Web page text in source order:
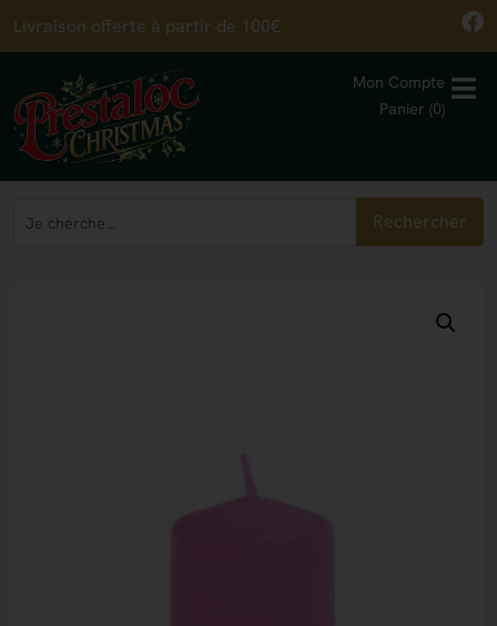
Livraison offerte à partir de 100€
Mon Compte
Panier (0)
Rechercher